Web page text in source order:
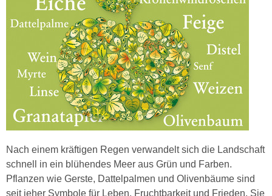
Nach einem kräftigen Regen verwandelt sich die Landschaft
schnell in ein blühendes Meer aus Grün und Farben.
Pflanzen wie Gerste, Dattelpalmen und Olivenbäume sind
seit jeher Symbole für Leben, Fruchtbarkeit und Frieden. Sie